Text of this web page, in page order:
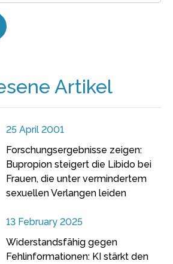
Artikel
25 April 2001
Forschungsergebnisse zeigen:
Bupropion steigert die Libido bei
Frauen, die unter vermindertem
sexuellen Verlangen leiden
13 February 2025
Widerstandsfähig gegen
Fehlinformationen: KI stärkt den